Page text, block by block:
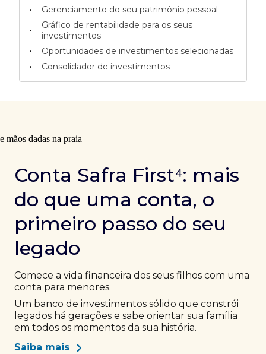
• Gerenciamento do seu patrimônio pessoal
•
Gráfico de rentabilidade para os seus
investimentos
• Oportunidades de investimentos selecionadas
• Consolidador de investimentos
Conta Safra First⁴: mais
do que uma conta, o
primeiro passo do seu
legado
Comece a vida financeira dos seus filhos com uma
conta para menores.
Um banco de investimentos sólido que constrói
legados há gerações e sabe orientar sua família
em todos os momentos da sua história.
Saiba mais